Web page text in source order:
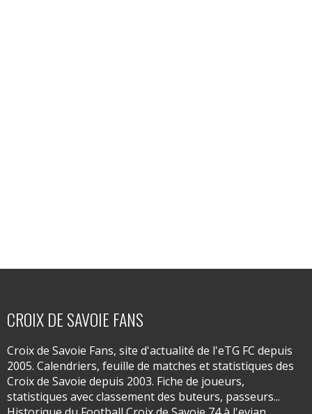
CROIX DE SAVOIE FANS
Croix de Savoie Fans, site d'actualité de l'eTG FC depuis
2005. Calendriers, feuille de matches et statistiques des
Croix de Savoie depuis 2003. Fiche de joueurs,
statistiques avec classement des buteurs, passeurs...